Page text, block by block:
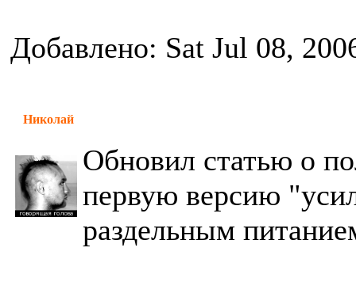
Добавлено: Sat Jul 08,
Николай
Обновил статью о
первую версию
раздельным